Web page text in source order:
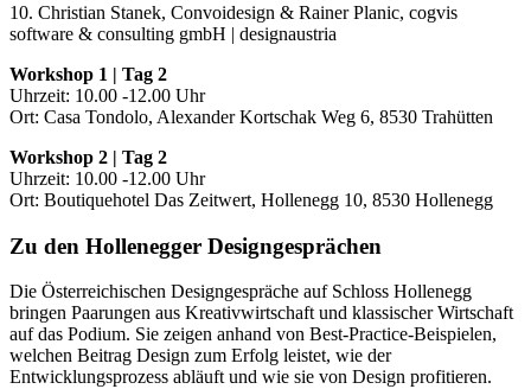
10. Christian Stanek, Convoidesign & Rainer Planic, cogvis
software & consulting gmbH | designaustria
Workshop 1 | Tag 2
Uhrzeit: 10.00 -12.00 Uhr
Ort: Casa Tondolo, Alexander Kortschak Weg 6, 8530 Trahütten
Workshop 2 | Tag 2
Uhrzeit: 10.00 -12.00 Uhr
Ort: Boutiquehotel Das Zeitwert, Hollenegg 10, 8530 Hollenegg
Zu den Hollenegger Designgesprächen
Die Österreichischen Designgespräche auf Schloss Hollenegg
bringen Paarungen aus Kreativwirtschaft und klassischer Wirtschaft
auf das Podium. Sie zeigen anhand von Best-Practice-Beispielen,
welchen Beitrag Design zum Erfolg leistet, wie der
Entwicklungsprozess abläuft und wie sie von Design profitieren.